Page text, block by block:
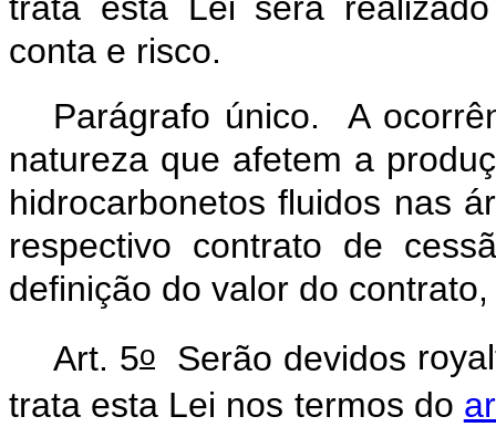
trata esta Lei será
conta e risco.
Parágrafo único. A
natureza que afetem a
hidrocarbonetos fluidos nas
respectivo contrato de
definição do valor do
Art. 5o Serão devidos
trata esta Lei nos termos do